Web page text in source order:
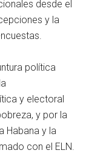
desde el
y la
política
y electoral
y por la
Habana y la
con el ELN.